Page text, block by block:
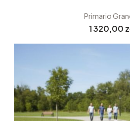
Primario
Cena
1 320,00